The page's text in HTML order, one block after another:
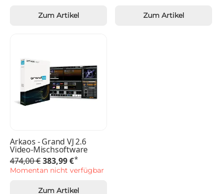
Zum Artikel Zum Artikel
Arkaos - Grand VJ 2.6
Video-Mischsoftware
474,00 €383,99 €*
Momentan nicht verfügbar
Zum Artikel